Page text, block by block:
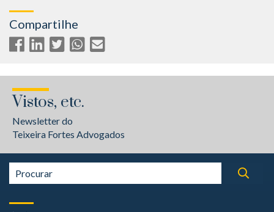
Compartilhe
Vistos, etc.
Newsletter do
Teixeira Fortes Advogados